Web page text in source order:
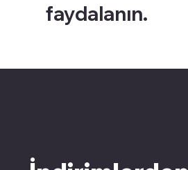
faydalanın.